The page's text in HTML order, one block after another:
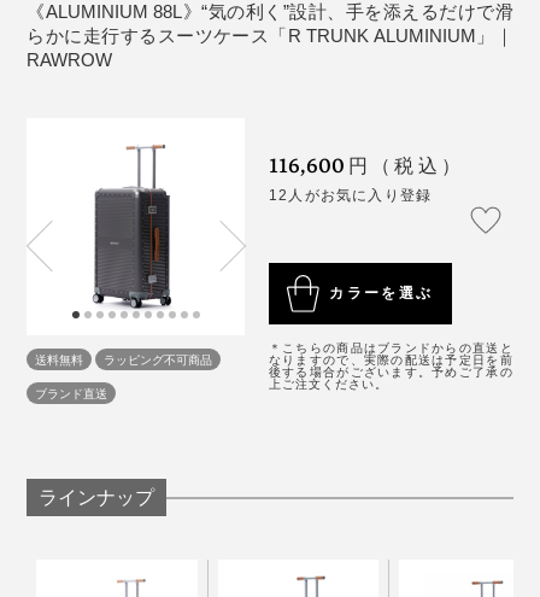
素材を使用し、接合部の耐久性をアップ。
アルミニウムは表面が凹みやすい特性がありますが、旅
慣れた感じがむしろスタイリッシュ。経年変化の味わい
のひとつとして楽しんでください。
商品化されるのは、さまざまなテストを重ねた上で、合
格したもののみ。
突起のある巨大なドラム式洗濯機のような機械の中で転
がし、連続する衝撃に耐えられるかを100回転テスト。
『RAWROW』のスーツケースはすでに2個持っている
ので、これ以上必要はないんですが、うっかり買ってし
誤差の範囲：15kg未満／±0.5kg、15kg以上／±3％〜
4％
「TSAロック」とは、アメリカ運輸保安局によって認
可・容認されたロック方式。アメリカ合衆国をはじめ、
世界各国60以上の空港では、施錠しないことを求められ
ていますが、「TSAロック」は空港職員が鍵を開けるこ
とができる仕組みになっているため、鍵を壊されること
なく、検査が可能。
《シリーズ・サイズごとの比較》
〈R TRUNK ALUMINIUM〉
《ALUMINIUM 88L》“気の利く”設計、手を添えるだけで滑
らかに走行するスーツケース「R TRUNK ALUMINIUM」｜
RAWROW
送料無料
ラッピング不可商品
ブランド直送
116,600 円（税込）
12人がお気に入り登録
カラーを選ぶ
＊こちらの商品はブランドからの直送と
なりますので、実際の配送は予定日を前
後する場合がございます。予めご了承の
上ご注文ください。
ラインナップ